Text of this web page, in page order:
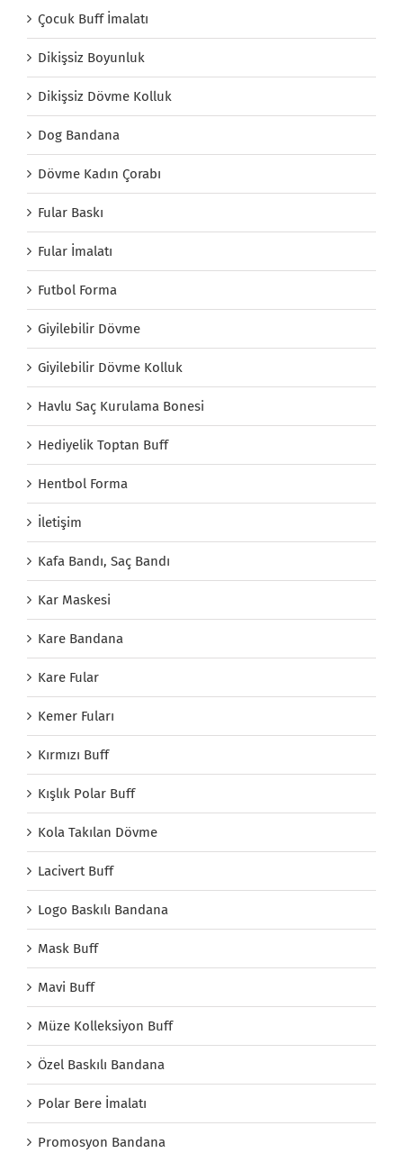
Çocuk Buff İmalatı
Dikişsiz Boyunluk
Dikişsiz Dövme Kolluk
Dog Bandana
Dövme Kadın Çorabı
Fular Baskı
Fular İmalatı
Futbol Forma
Giyilebilir Dövme
Giyilebilir Dövme Kolluk
Havlu Saç Kurulama Bonesi
Hediyelik Toptan Buff
Hentbol Forma
İletişim
Kafa Bandı, Saç Bandı
Kar Maskesi
Kare Bandana
Kare Fular
Kemer Fuları
Kırmızı Buff
Kışlık Polar Buff
Kola Takılan Dövme
Lacivert Buff
Logo Baskılı Bandana
Mask Buff
Mavi Buff
Müze Kolleksiyon Buff
Özel Baskılı Bandana
Polar Bere İmalatı
Promosyon Bandana